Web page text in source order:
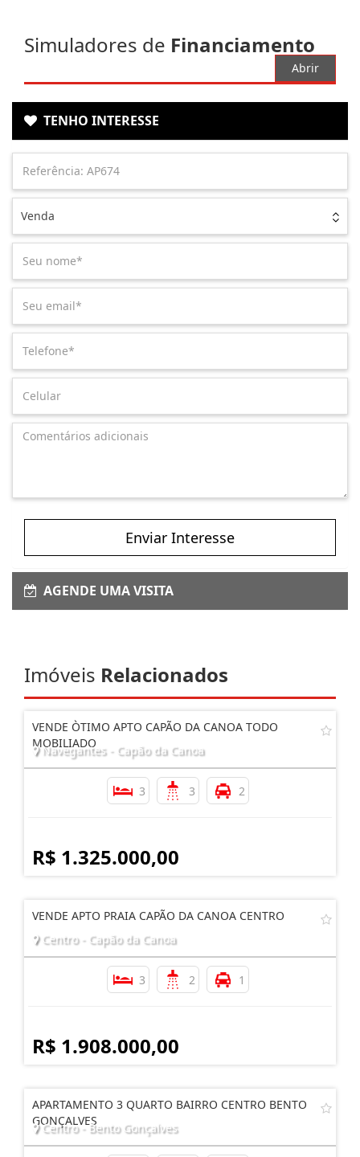
Simuladores de Financiamento
Abrir
TENHO INTERESSE
Venda
Enviar Interesse
AGENDE UMA VISITA
Imóveis Relacionados
VENDE ÒTIMO APTO CAPÃO DA CANOA TODO
MOBILIADO
Navegantes - Capão da Canoa
3 3 2
R$ 1.325.000,00
VENDE APTO PRAIA CAPÃO DA CANOA CENTRO
Centro - Capão da Canoa
3 2 1
R$ 1.908.000,00
APARTAMENTO 3 QUARTO BAIRRO CENTRO BENTO
GONÇALVES
Centro - Bento Gonçalves